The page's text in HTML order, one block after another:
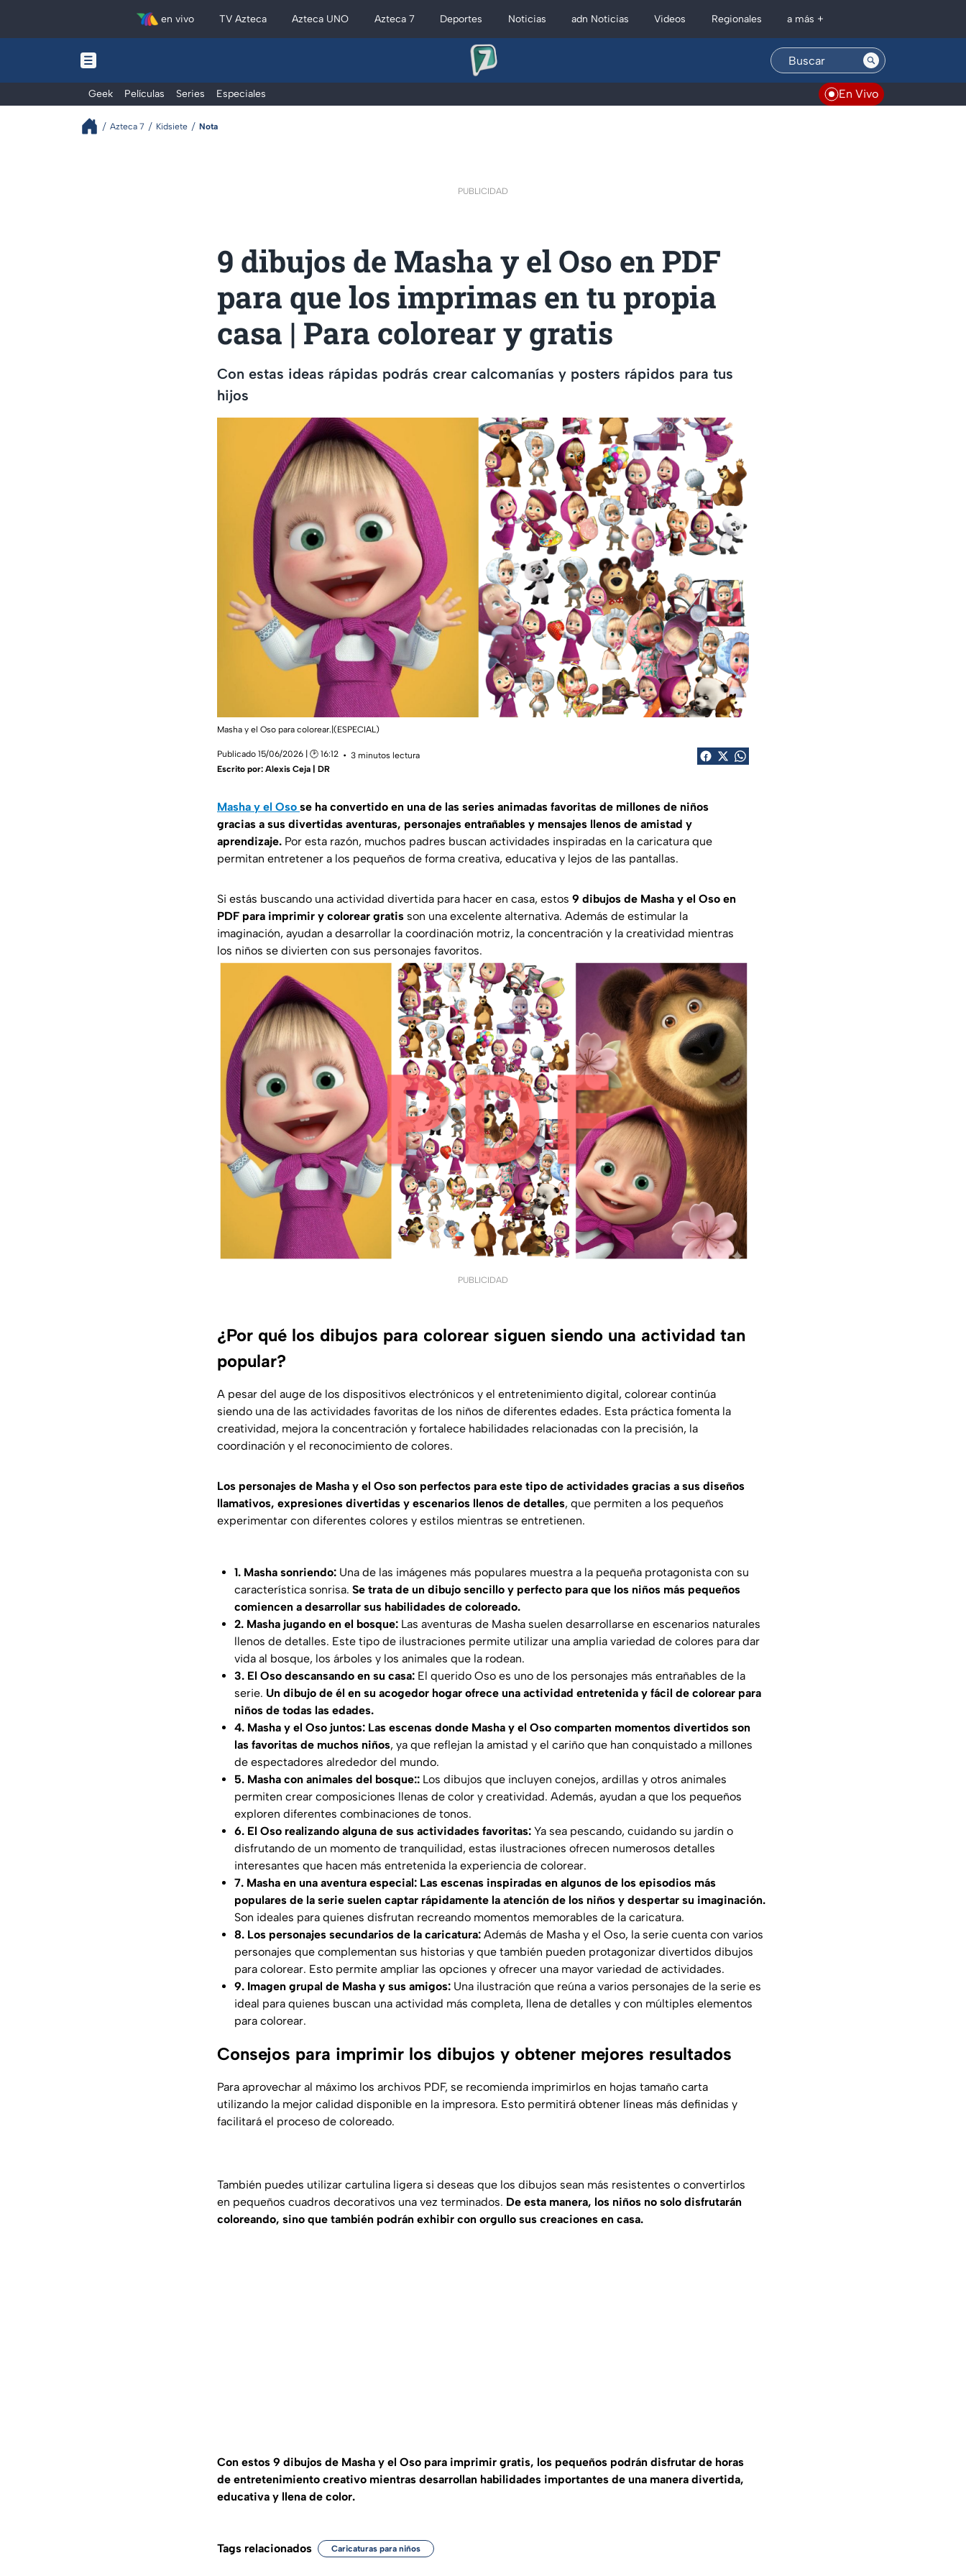
en vivo TV Azteca Azteca UNO Azteca 7 Deportes Noticias adn Noticias Videos Regionales a más +
Geek Películas Series Especiales En Vivo
Azteca 7 Kidsiete Nota
PUBLICIDAD
9 dibujos de Masha y el Oso en PDF
para que los imprimas en tu propia
casa | Para colorear y gratis
Con estas ideas rápidas podrás crear calcomanías y posters rápidos para tus
hijos
Masha y el Oso para colorear.|(ESPECIAL)
Publicado 15/06/2026 | 🕑 16:12
3 minutos lectura
Escrito por: Alexis Ceja | DR
Masha y el Oso se ha convertido en una de las series animadas favoritas de millones de niños
gracias a sus divertidas aventuras, personajes entrañables y mensajes llenos de amistad y
aprendizaje. Por esta razón, muchos padres buscan actividades inspiradas en la caricatura que
permitan entretener a los pequeños de forma creativa, educativa y lejos de las pantallas.
Si estás buscando una actividad divertida para hacer en casa, estos 9 dibujos de Masha y el Oso en
PDF para imprimir y colorear gratis son una excelente alternativa. Además de estimular la
imaginación, ayudan a desarrollar la coordinación motriz, la concentración y la creatividad mientras
los niños se divierten con sus personajes favoritos.
PUBLICIDAD
¿Por qué los dibujos para colorear siguen siendo una actividad tan
popular?
A pesar del auge de los dispositivos electrónicos y el entretenimiento digital, colorear continúa
siendo una de las actividades favoritas de los niños de diferentes edades. Esta práctica fomenta la
creatividad, mejora la concentración y fortalece habilidades relacionadas con la precisión, la
coordinación y el reconocimiento de colores.
Los personajes de Masha y el Oso son perfectos para este tipo de actividades gracias a sus diseños
llamativos, expresiones divertidas y escenarios llenos de detalles, que permiten a los pequeños
experimentar con diferentes colores y estilos mientras se entretienen.
1. Masha sonriendo: Una de las imágenes más populares muestra a la pequeña protagonista con su
característica sonrisa. Se trata de un dibujo sencillo y perfecto para que los niños más pequeños
comiencen a desarrollar sus habilidades de coloreado.
2. Masha jugando en el bosque: Las aventuras de Masha suelen desarrollarse en escenarios naturales
llenos de detalles. Este tipo de ilustraciones permite utilizar una amplia variedad de colores para dar
vida al bosque, los árboles y los animales que la rodean.
3. El Oso descansando en su casa: El querido Oso es uno de los personajes más entrañables de la
serie. Un dibujo de él en su acogedor hogar ofrece una actividad entretenida y fácil de colorear para
niños de todas las edades.
4. Masha y el Oso juntos: Las escenas donde Masha y el Oso comparten momentos divertidos son
las favoritas de muchos niños, ya que reflejan la amistad y el cariño que han conquistado a millones
de espectadores alrededor del mundo.
5. Masha con animales del bosque:: Los dibujos que incluyen conejos, ardillas y otros animales
permiten crear composiciones llenas de color y creatividad. Además, ayudan a que los pequeños
exploren diferentes combinaciones de tonos.
6. El Oso realizando alguna de sus actividades favoritas: Ya sea pescando, cuidando su jardín o
disfrutando de un momento de tranquilidad, estas ilustraciones ofrecen numerosos detalles
interesantes que hacen más entretenida la experiencia de colorear.
7. Masha en una aventura especial: Las escenas inspiradas en algunos de los episodios más
populares de la serie suelen captar rápidamente la atención de los niños y despertar su imaginación.
Son ideales para quienes disfrutan recreando momentos memorables de la caricatura.
8. Los personajes secundarios de la caricatura: Además de Masha y el Oso, la serie cuenta con varios
personajes que complementan sus historias y que también pueden protagonizar divertidos dibujos
para colorear. Esto permite ampliar las opciones y ofrecer una mayor variedad de actividades.
9. Imagen grupal de Masha y sus amigos: Una ilustración que reúna a varios personajes de la serie es
ideal para quienes buscan una actividad más completa, llena de detalles y con múltiples elementos
para colorear.
Consejos para imprimir los dibujos y obtener mejores resultados
Para aprovechar al máximo los archivos PDF, se recomienda imprimirlos en hojas tamaño carta
utilizando la mejor calidad disponible en la impresora. Esto permitirá obtener líneas más definidas y
facilitará el proceso de coloreado.
También puedes utilizar cartulina ligera si deseas que los dibujos sean más resistentes o convertirlos
en pequeños cuadros decorativos una vez terminados. De esta manera, los niños no solo disfrutarán
coloreando, sino que también podrán exhibir con orgullo sus creaciones en casa.
Con estos 9 dibujos de Masha y el Oso para imprimir gratis, los pequeños podrán disfrutar de horas
de entretenimiento creativo mientras desarrollan habilidades importantes de una manera divertida,
educativa y llena de color.
Tags relacionados Caricaturas para niños